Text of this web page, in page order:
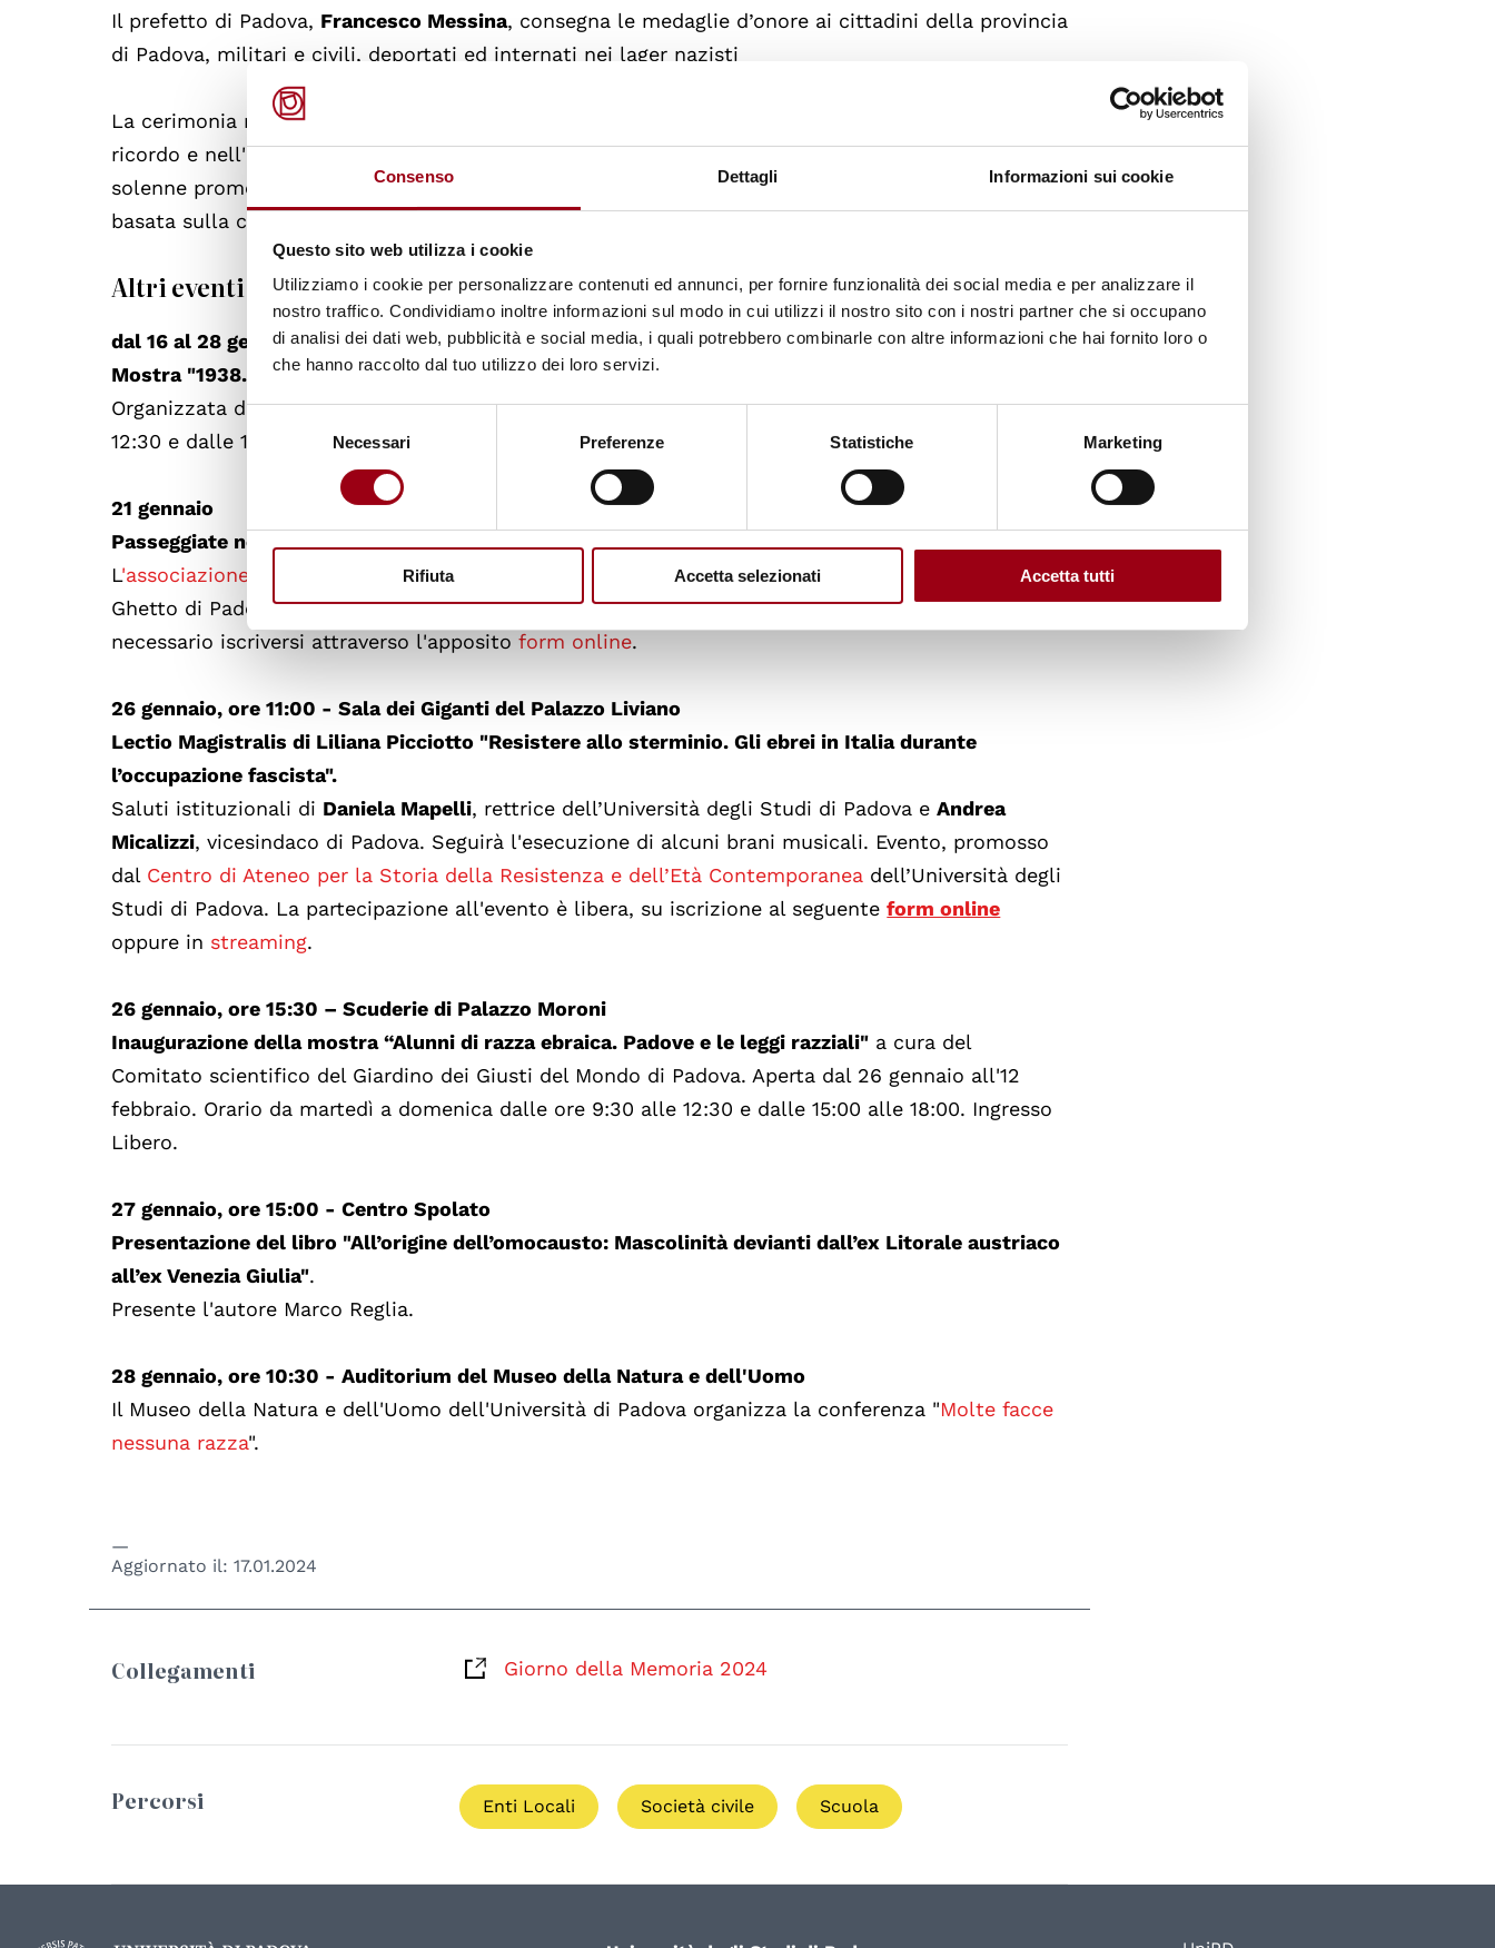
Consenso Dettagli Informazioni sui cookie
Questo sito web utilizza i cookie
Utilizziamo i cookie per personalizzare contenuti ed annunci, per fornire funzionalità dei social media e per analizzare il
nostro traffico. Condividiamo inoltre informazioni sul modo in cui utilizzi il nostro sito con i nostri partner che si occupano
di analisi dei dati web, pubblicità e social media, i quali potrebbero combinarle con altre informazioni che hai fornito loro o
che hanno raccolto dal tuo utilizzo dei loro servizi.
Necessari Preferenze Statistiche Marketing
Rifiuta Accetta selezionati Accetta tutti
Il prefetto di Padova, Francesco Messina, consegna le medaglie d’onore ai cittadini della provincia
di Padova, militari e civili, deportati ed internati nei lager nazisti
La cerimonia rappresenterà un'opportunità per la comunità di Padova di dimostrare unità nel
ricordo e nell'impegno contro ogni forma di discriminazione.L'evento si concluderà con la
solenne promessa di continuare a insegnare alle generazioni future l'importanza di una società
basata sulla comprensione, la tolleranza e il rispetto reciproco.
Altri eventi
dal 16 al 28 gennaio - Sala della Gran Guardia, piazza dei Signori
Mostra "1938. Vite spezzate"
Organizzata dall’associazione Aps Storia e Vita. Orario da martedì a domenica dalle 9:30 alle
12:30 e dalle 15:00 alle 18:00. Ingresso libero.
21 gennaio
Passeggiate nel tempo tra le vie dell'antico Ghetto di Padova
L'associazione culturale Enetikéorganizza un itinerario audioguidato interattivo nell'antico
Ghetto di Padova. Al termine della Silent Story è possibile visitare la Sinagoga. Per partecipare è
necessario iscriversi attraverso l'appositoform online.
26 gennaio, ore 11:00 - Sala dei Giganti del Palazzo Liviano
Lectio Magistralis di Liliana Picciotto "Resistere allo sterminio. Gli ebrei in Italia durante
l’occupazione fascista".
Saluti istituzionali di Daniela Mapelli, rettrice dell’Università degli Studi di Padova eAndrea
Micalizzi, vicesindaco di Padova. Seguirà l'esecuzione di alcuni brani musicali. Evento, promosso
dal Centro di Ateneo per la Storia della Resistenza e dell’Età Contemporanea dell’Università degli
Studi di Padova. La partecipazione all'evento è libera, su iscrizione al seguenteform online
oppure in streaming.
26 gennaio, ore 15:30 – Scuderie di Palazzo Moroni
Inaugurazione della mostra “Alunni di razza ebraica. Padove e le leggi razziali" a cura del
Comitato scientifico del Giardino dei Giusti del Mondo di Padova. Aperta dal 26 gennaio all'12
febbraio. Orario da martedì a domenica dalle ore 9:30 alle 12:30 e dalle 15:00 alle 18:00. Ingresso
Libero.
27 gennaio, ore 15:00 - Centro Spolato
Presentazione del libro "All’origine dell’omocausto: Mascolinità devianti dall’ex Litorale austriaco
all’ex Venezia Giulia".
Presente l'autore Marco Reglia.
28 gennaio, ore 10:30 - Auditorium del Museo della Natura e dell'Uomo
Il Museo della Natura e dell'Uomo dell'Università di Padova organizza la conferenza "Molte facce
nessuna razza".
Aggiornato il:17.01.2024
Collegamenti Giorno della Memoria 2024
Percorsi Enti Locali Società civile Scuola